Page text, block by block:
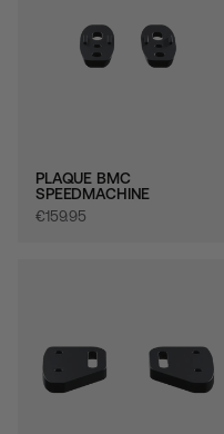
PLAQUE BMC
SPEEDMACHINE
€‎159.95